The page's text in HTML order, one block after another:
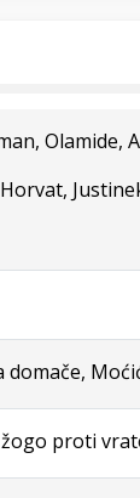
Olamide,
proti